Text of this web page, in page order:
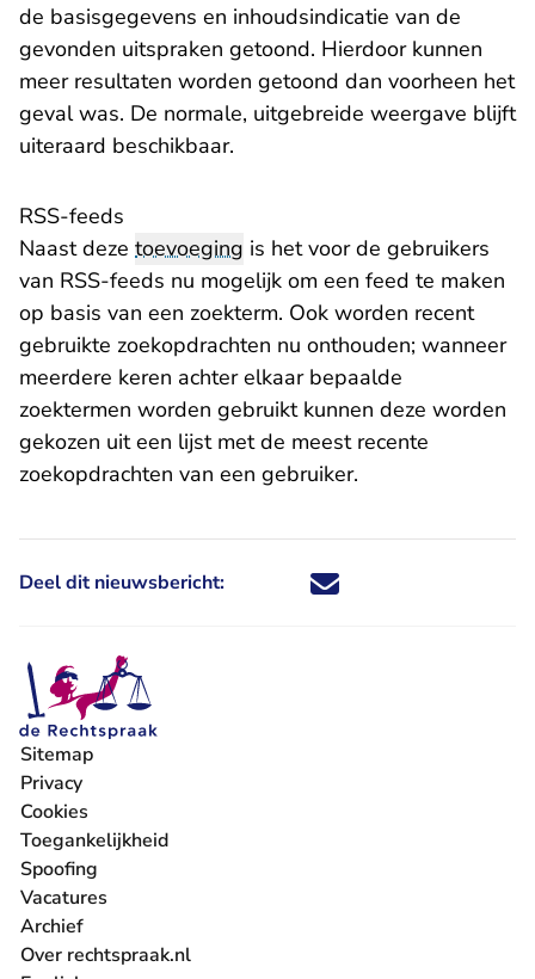
de basisgegevens en inhoudsindicatie van de
gevonden uitspraken getoond. Hierdoor kunnen
meer resultaten worden getoond dan voorheen het
geval was. De normale, uitgebreide weergave blijft
uiteraard beschikbaar.
RSS-feeds
Naast deze toevoeging is het voor de gebruikers
van RSS-feeds nu mogelijk om een feed te maken
op basis van een zoekterm. Ook worden recent
gebruikte zoekopdrachten nu onthouden; wanneer
meerdere keren achter elkaar bepaalde
zoektermen worden gebruikt kunnen deze worden
gekozen uit een lijst met de meest recente
zoekopdrachten van een gebruiker.
Deel dit nieuwsbericht: Deel dit nieuwsbericht via X -
Deel dit nieuwsbericht via
Deel dit nieuwsbericht
Deel dit
Sitemap
Privacy
Cookies
Toegankelijkheid
Spoofing
Vacatures
- U verlaat Rechtspraak.nl
Archief
Over rechtspraak.nl